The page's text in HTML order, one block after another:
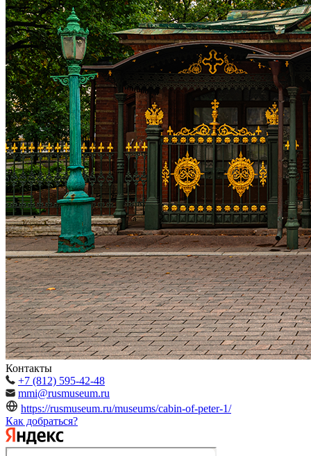
Контакты
+7 (812) 595-42-48
mmi@rusmuseum.ru
https://rusmuseum.ru/museums/cabin-of-peter-1/
Как добраться?